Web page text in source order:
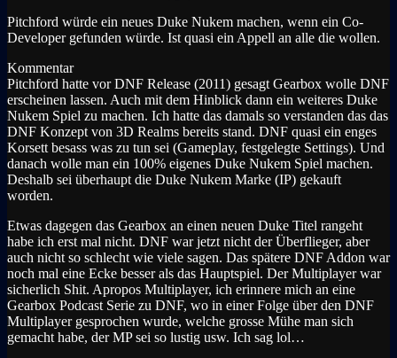
Pitchford würde ein neues Duke Nukem machen, wenn ein Co-
Developer gefunden würde. Ist quasi ein Appell an alle die wollen.
Kommentar
Pitchford hatte vor DNF Release (2011) gesagt Gearbox wolle DNF
erscheinen lassen. Auch mit dem Hinblick dann ein weiteres Duke
Nukem Spiel zu machen. Ich hatte das damals so verstanden das das
DNF Konzept von 3D Realms bereits stand. DNF quasi ein enges
Korsett besass was zu tun sei (Gameplay, festgelegte Settings). Und
danach wolle man ein 100% eigenes Duke Nukem Spiel machen.
Deshalb sei überhaupt die Duke Nukem Marke (IP) gekauft
worden.
Etwas dagegen das Gearbox an einen neuen Duke Titel rangeht
habe ich erst mal nicht. DNF war jetzt nicht der Überflieger, aber
auch nicht so schlecht wie viele sagen. Das spätere DNF Addon war
noch mal eine Ecke besser als das Hauptspiel. Der Multiplayer war
sicherlich Shit. Apropos Multiplayer, ich erinnere mich an eine
Gearbox Podcast Serie zu DNF, wo in einer Folge über den DNF
Multiplayer gesprochen wurde, welche grosse Mühe man sich
gemacht habe, der MP sei so lustig usw. Ich sag lol…